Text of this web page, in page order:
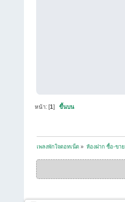
หน้า: [1]ขึ้นบน
เพลงพักใจดอทเน็ต » ห้องฝาก ซื้อ-ขาย